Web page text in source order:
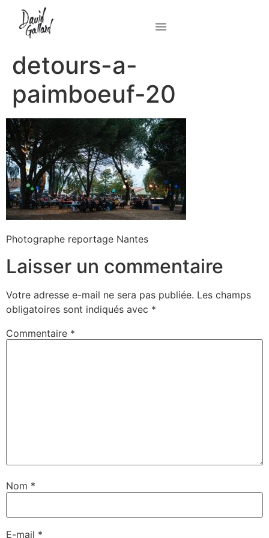
detours-a-
paimboeuf-20
Photographe reportage Nantes
Laisser un commentaire
Votre adresse e-mail ne sera pas publiée. Les champs
obligatoires sont indiqués avec *
Commentaire *
Nom *
E-mail *